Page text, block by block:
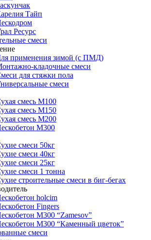
Тайп
Ресурс
смеси
применения зимой (с ПМД)
кладочные смеси
для стяжки пола
смеси
смесь М100
смесь М150
смесь М200
М300
смеси 50кг
смеси 40кг
смеси 25кг
смеси 1 тонна
строительные смеси в биг-бегах
holcim
Fingers
М300 “Zamesov”
М300 “Каменный цветок”
смеси